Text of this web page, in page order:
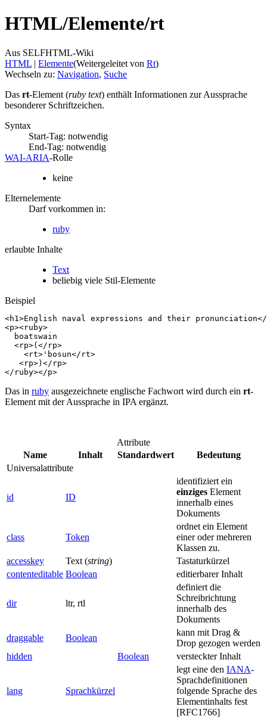
HTML/Elemente/rt
Aus SELFHTML-Wiki
HTML ‎ | Elemente(Weitergeleitet von Rt)
Wechseln zu: Navigation, Suche
Das rt-Element (ruby text) enthält Informationen zur Aussprache
besonderer Schriftzeichen.
Syntax
Start-Tag: notwendig
End-Tag: notwendig
WAI‑ARIA‑Rolle
keine
Elternelemente
Darf vorkommen in:
ruby
erlaubte Inhalte
Text
beliebig viele Stil-Elemente
Beispiel
<h1 >English naval expressions and their pronunciation</
<p><ruby>
  boatswain
<rp>( </ rp>
<rt> 'bosun</ rt>
<rp>) </ rp>
</ ruby></p>
Das in ruby ausgezeichnete englische Fachwort wird durch ein rt-
Element mit der Aussprache in IPA ergänzt.
Attribute
Name
Inhalt Standardwert
Bedeutung
Universalattribute
id ID
identifiziert ein
einziges Element
innerhalb eines
Dokuments
class Token
ordnet ein Element
einer oder mehreren
Klassen zu.
accesskey
Text (string)
Tastaturkürzel
contenteditable Boolean editierbarer Inhalt
dir ltr, rtl
definiert die
Schreibrichtung
innerhalb des
Dokuments
draggable
Boolean
kann mit Drag &
Drop gezogen werden
hidden
Boolean versteckter Inhalt
lang Sprachkürzel
legt eine den IANA-
Sprachdefinitionen
folgende Sprache des
Elementinhalts fest
[RFC1766]